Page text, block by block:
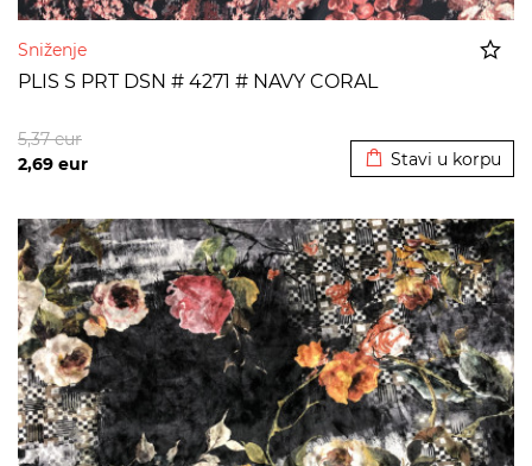
Sniženje
PLIS S PRT DSN # 4271 # NAVY CORAL
2,69 eur
5,37eur
Stavi u korpu